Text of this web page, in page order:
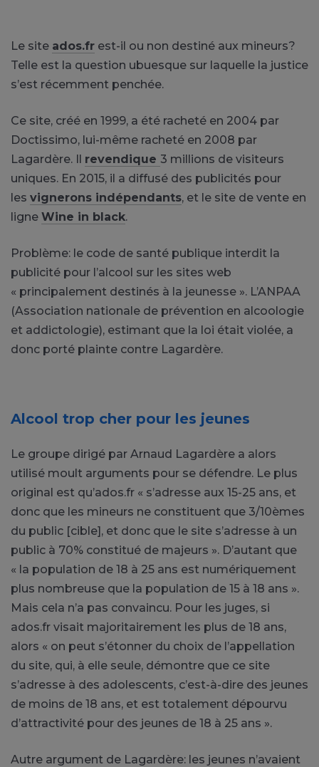
Le site ados.fr est-il ou non destiné aux mineurs?
Telle est la question ubuesque sur laquelle la justice
s’est récemment penchée.
Ce site, créé en 1999, a été racheté en 2004 par
Doctissimo, lui-même racheté en 2008 par
Lagardère. Il revendique 3 millions de visiteurs
uniques. En 2015, il a diffusé des publicités pour
les vignerons indépendants, et le site de vente en
ligne Wine in black.
Problème: le code de santé publique interdit la
publicité pour l’alcool sur les sites web
« principalement destinés à la jeunesse ». L’ANPAA
(Association nationale de prévention en alcoologie
et addictologie), estimant que la loi était violée, a
donc porté plainte contre Lagardère.
Alcool trop cher pour les jeunes
Le groupe dirigé par Arnaud Lagardère a alors
utilisé moult arguments pour se défendre. Le plus
original est qu’ados.fr « s’adresse aux 15-25 ans, et
donc que les mineurs ne constituent que 3/10èmes
du public [cible], et donc que le site s’adresse à un
public à 70% constitué de majeurs ». D’autant que
« la population de 18 à 25 ans est numériquement
plus nombreuse que la population de 15 à 18 ans ».
Mais cela n’a pas convaincu. Pour les juges, si
ados.fr visait majoritairement les plus de 18 ans,
alors « on peut s’étonner du choix de l’appellation
du site, qui, à elle seule, démontre que ce site
s’adresse à des adolescents, c’est-à-dire des jeunes
de moins de 18 ans, et est totalement dépourvu
d’attractivité pour des jeunes de 18 à 25 ans ».
Autre argument de Lagardère: les jeunes n’avaient